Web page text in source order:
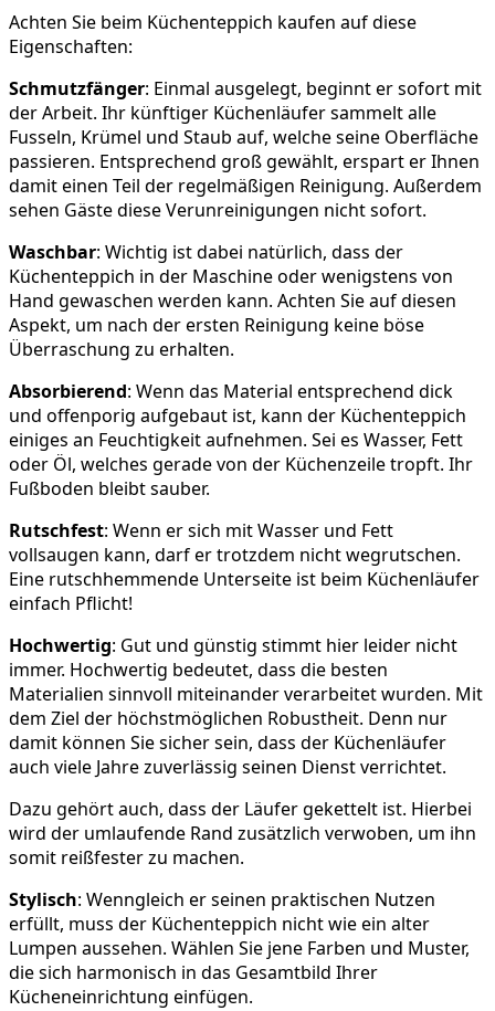
Achten Sie beim Küchenteppich kaufen auf diese
Eigenschaften:
Schmutzfänger: Einmal ausgelegt, beginnt er sofort mit
der Arbeit. Ihr künftiger Küchenläufer sammelt alle
Fusseln, Krümel und Staub auf, welche seine Oberfläche
passieren. Entsprechend groß gewählt, erspart er Ihnen
damit einen Teil der regelmäßigen Reinigung. Außerdem
sehen Gäste diese Verunreinigungen nicht sofort.
Waschbar: Wichtig ist dabei natürlich, dass der
Küchenteppich in der Maschine oder wenigstens von
Hand gewaschen werden kann. Achten Sie auf diesen
Aspekt, um nach der ersten Reinigung keine böse
Überraschung zu erhalten.
Absorbierend: Wenn das Material entsprechend dick
und offenporig aufgebaut ist, kann der Küchenteppich
einiges an Feuchtigkeit aufnehmen. Sei es Wasser, Fett
oder Öl, welches gerade von der Küchenzeile tropft. Ihr
Fußboden bleibt sauber.
Rutschfest: Wenn er sich mit Wasser und Fett
vollsaugen kann, darf er trotzdem nicht wegrutschen.
Eine rutschhemmende Unterseite ist beim Küchenläufer
einfach Pflicht!
Hochwertig: Gut und günstig stimmt hier leider nicht
immer. Hochwertig bedeutet, dass die besten
Materialien sinnvoll miteinander verarbeitet wurden. Mit
dem Ziel der höchstmöglichen Robustheit. Denn nur
damit können Sie sicher sein, dass der Küchenläufer
auch viele Jahre zuverlässig seinen Dienst verrichtet.
Dazu gehört auch, dass der Läufer gekettelt ist. Hierbei
wird der umlaufende Rand zusätzlich verwoben, um ihn
somit reißfester zu machen.
Stylisch: Wenngleich er seinen praktischen Nutzen
erfüllt, muss der Küchenteppich nicht wie ein alter
Lumpen aussehen. Wählen Sie jene Farben und Muster,
die sich harmonisch in das Gesamtbild Ihrer
Kücheneinrichtung einfügen.